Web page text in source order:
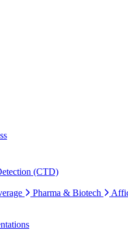
(CTD)
Pharma & Biotech